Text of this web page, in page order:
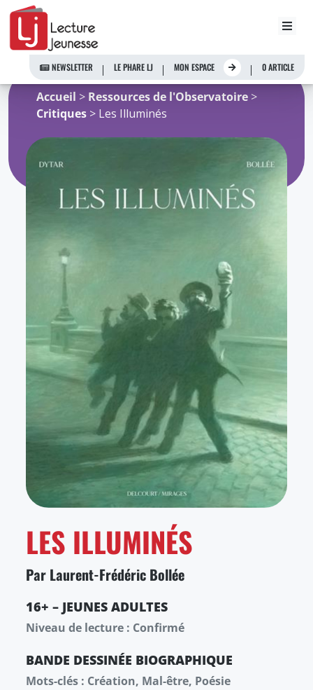
Aller
contenu
NEWSLETTER LE PHARE LJ MON ESPACE 0 ARTICLE
Accueil > Ressources de l'Observatoire >
Critiques > Les Illuminés
LES ILLUMINÉS
Par Laurent-Frédéric Bollée
16+ – JEUNES ADULTES
Niveau de lecture : Confirmé
BANDE DESSINÉE BIOGRAPHIQUE
Mots-clés : Création, Mal-être, Poésie